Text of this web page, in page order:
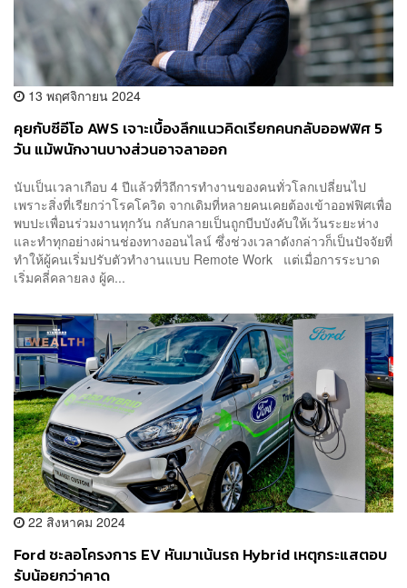
13 พฤศจิกายน 2024
คุยกับซีอีโอ AWS เจาะเบื้องลึกแนวคิดเรียกคนกลับออฟฟิศ 5
วัน แม้พนักงานบางส่วนอาจลาออก
นับเป็นเวลาเกือบ 4 ปีแล้วที่วิถีการทำงานของคนทั่วโลกเปลี่ยนไป
เพราะสิ่งที่เรียกว่าโรคโควิด จากเดิมที่หลายคนเคยต้องเข้าออฟฟิศเพื่อ
พบปะเพื่อนร่วมงานทุกวัน กลับกลายเป็นถูกบีบบังคับให้เว้นระยะห่าง
และทำทุกอย่างผ่านช่องทางออนไลน์ ซึ่งช่วงเวลาดังกล่าวก็เป็นปัจจัยที่
ทำให้ผู้คนเริ่มปรับตัวทำงานแบบ Remote Work แต่เมื่อการระบาด
เริ่มคลี่คลายลง ผู้ค...
22 สิงหาคม 2024
Ford ชะลอโครงการ EV หันมาเน้นรถ Hybrid เหตุกระแสตอบ
รับน้อยกว่าคาด